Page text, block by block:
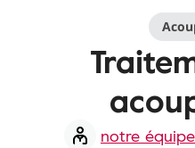
notre